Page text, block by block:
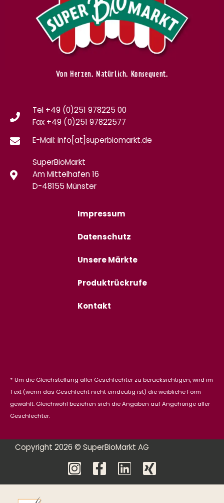
Von Herzen. Natürlich. Konsequent.
Tel +49 (0)251 978225 00
Fax +49 (0)251 97822577
E-Mail: info[at]superbiomarkt.de
SuperBioMarkt
Am Mittelhafen 16
D-48155 Münster
Impressum
Datenschutz
Unsere Märkte
Produktrückrufe
Kontakt
* Um die Gleichstellung aller Geschlechter zu berücksichtigen, wird im
Text (wenn das Geschlecht nicht eindeutig ist) die weibliche Form
gewählt. Gleichwohl beziehen sich die Angaben auf Angehörige aller
Geschlechter.
Copyright 2026 © SuperBioMarkt AG